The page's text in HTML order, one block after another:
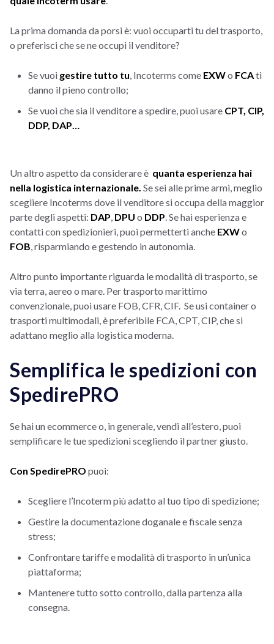
La prima domanda da porsi è: vuoi occuparti tu del trasporto,
o preferisci che se ne occupi il venditore?
Se vuoi gestire tutto tu, Incoterms come EXWo FCAti
danno il pieno controllo;
Se vuoi che sia il venditore a spedire, puoi usare CPT, CIP,
DDP, DAP…
Un altro aspetto da considerare è quanta esperienza hai
nella logistica internazionale. Se sei alle prime armi, meglio
scegliere Incoterms dove il venditore si occupa della maggior
parte degli aspetti: DAP, DPU o DDP. Se hai esperienza e
contatti con spedizionieri, puoi permetterti anche EXWo
FOB, risparmiando e gestendo in autonomia.
Altro punto importante riguarda le modalità di trasporto, se
via terra, aereo o mare. Per trasporto marittimo
convenzionale, puoi usare FOB, CFR, CIF. Se usi container o
trasporti multimodali, è preferibile FCA, CPT, CIP, che si
adattano meglio alla logistica moderna.
Semplifica le spedizioni con
SpedirePRO
Se hai un ecommerce o, in generale, vendi all’estero, puoi
semplificare le tue spedizioni scegliendo il partner giusto.
Con SpedirePRO puoi:
Scegliere l’Incoterm più adatto al tuo tipo di spedizione;
Gestire la documentazione doganale e fiscale senza
stress;
Confrontare tariffe e modalità di trasporto in un’unica
piattaforma;
Mantenere tutto sotto controllo, dalla partenza alla
consegna.